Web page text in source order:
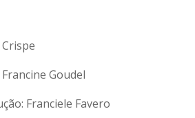
Goudel
Franciele Favero